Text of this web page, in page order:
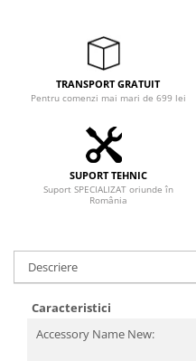
TRANSPORT GRATUIT
Pentru comenzi mai mari de 699 lei
SUPORT TEHNIC
Suport SPECIALIZAT oriunde în
România
Descriere
Caracteristici
Accessory Name New: